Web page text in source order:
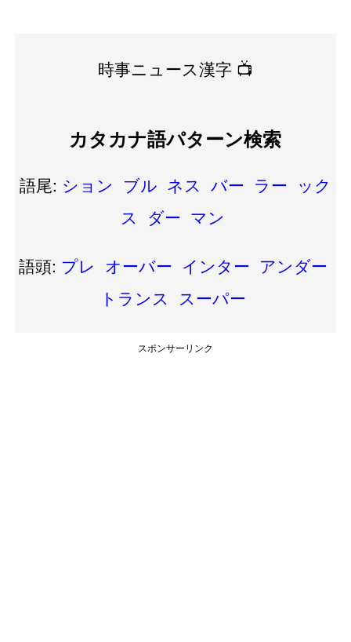
時事ニュース漢字 📺
カタカナ語パターン検索
語尾: ション ブル ネス バー ラー ック
ス ダー マン
語頭: プレ オーバー インター アンダー
トランス
スーパー
スポンサーリンク